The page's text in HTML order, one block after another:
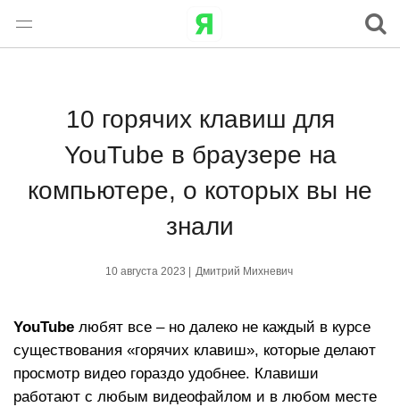
10 горячих клавиш для
YouTube в браузере на
компьютере, о которых вы не
знали
10 августа 2023 | Дмитрий Михневич
YouTube любят все – но далеко не каждый в курсе
существования «горячих клавиш», которые делают
просмотр видео гораздо удобнее. Клавиши
работают с любым видеофайлом и в любом месте